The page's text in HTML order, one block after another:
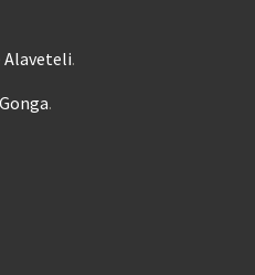
Alaveteli.
Gonga.